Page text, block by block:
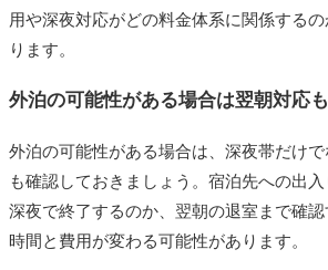
用や深夜対応がどの料金体系に関係する
ります。
外泊の可能性がある場合は翌朝対応
外泊の可能性がある場合は、深夜帯だけ
も確認しておきましょう。宿泊先への出入
深夜で終了するのか、翌朝の退室まで確認
時間と費用が変わる可能性があります。